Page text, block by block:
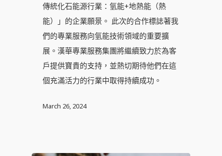
傳統化石能源行業：氫能+地熱能（熱
能）」的企業願景。 此次的合作標誌著我
們的專業服務向氫能技術領域的重要擴
展。漢華專業服務集團將繼續致力於為客
戶提供寶貴的支持，並熱切期待他們在這
個充滿活力的行業中取得持續成功。
March 26, 2024